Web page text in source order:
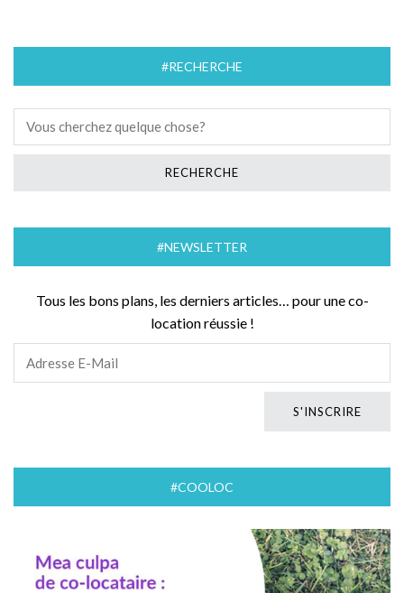
#RECHERCHE
#NEWSLETTER
Tous les bons plans, les derniers articles… pour une co-
location réussie !
#COOLOC